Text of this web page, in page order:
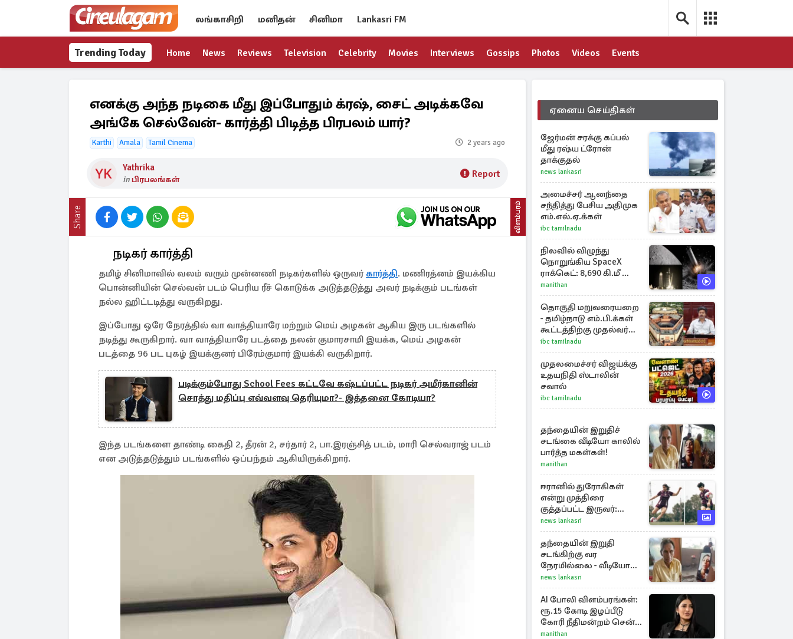
லங்காசிறி மனிதன் சினிமா Lankasri FM
Trending Today Home News Reviews Television Celebrity Movies Interviews Gossips Photos Videos Events
எனக்கு அந்த நடிகை மீது இப்போதும் க்ரஷ், சைட் அடிக்கவே
அங்கே செல்வேன்- கார்த்தி பிடித்த பிரபலம் யார்?
Karthi Amala Tamil Cinema 2 years ago
Yathrika
inபிரபலங்கள் Report
Share விளம்பரம்
நடிகர் கார்த்தி
தமிழ் சினிமாவில் வலம் வரும் முன்னணி நடிகர்களில் ஒருவர் கார்த்தி. மணிரத்னம் இயக்கிய
பொன்னியின் செல்வன் படம் பெரிய ரீச் கொடுக்க அடுத்தடுத்து அவர் நடிக்கும் படங்கள்
நல்ல ஹிட்டடித்து வருகிறது.
இப்போது ஒரே நேரத்தில் வா வாத்தியாரே மற்றும் மெய் அழகன் ஆகிய இரு படங்களில்
நடித்து கூருகிறார். வா வாத்தியாரே படத்தை நலன் குமாரசாமி இயக்க, மெய் அழகன்
படத்தை 96 பட புகழ் இயக்குனர் பிரேம்குமார் இயக்கி வருகிறார்.
படிக்கும்போது School Fees கட்டவே கஷ்டப்பட்ட நடிகர் அமீர்கானின்
சொத்து மதிப்பு எவ்வளவு தெரியுமா?- இத்தனை கோடியா?
இந்த படங்களை தாண்டி கைதி 2, தீரன் 2, சர்தார் 2, பா.இரஞ்சித் படம், மாரி செல்வராஜ் படம்
என அடுத்தடுத்தும் படங்களில் ஒப்பந்தம் ஆகியிருக்கிறார்.
ஏனைய செய்திகள்
ஜேர்மன் சரக்கு கப்பல்
மீது ரஷ்ய ட்ரோன்
தாக்குதல்
news lankasri
அமைச்சர் ஆனந்தை
சந்தித்து பேசிய அதிமுக
எம்.எல்.ஏ.க்கள்
ibc tamilnadu
நிலவில் விழுந்து
நொறுங்கிய SpaceX
ராக்கெட்: 8,690 கி.மீ வேக
மோதலால் உருவான
புதிய பள்ளம்!
manithan
தொகுதி மறுவரையறை
- தமிழ்நாடு எம்.பி.க்கள்
கூட்டத்திற்கு முதல்வர்
விஜய் அழைப்பு
ibc tamilnadu
முதலமைச்சர் விஜய்க்கு
உதயநிதி ஸ்டாலின்
சவால்
ibc tamilnadu
தந்தையின் இறுதிச்
சடங்கை வீடியோ காலில்
பார்த்த மகள்கள்!
manithan
ஈரானில் துரோகிகள்
என்று முத்திரை
குத்தப்பட்ட இருவர்:
குடியுரிமை அளித்த நாடு
news lankasri
தந்தையின் இறுதி
சடங்கிற்கு வர
நேரமில்லை - வீடியோ
காலில் பார்த்த மகள்கள்
news lankasri
AI போலி விளம்பரங்கள்:
ரூ.15 கோடி இழப்பீடு
கோரி நீதிமன்றம் சென்ற
நடிகை ஸ்ருதி ஹாசன்!
manithan